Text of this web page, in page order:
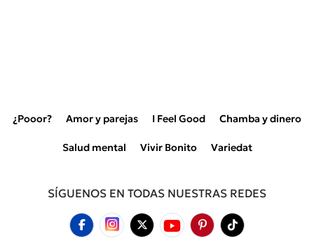
¿Pooor? Amor y parejas I Feel Good Chamba y dinero
Salud mental Vivir Bonito Variedat
SÍGUENOS EN TODAS NUESTRAS REDES